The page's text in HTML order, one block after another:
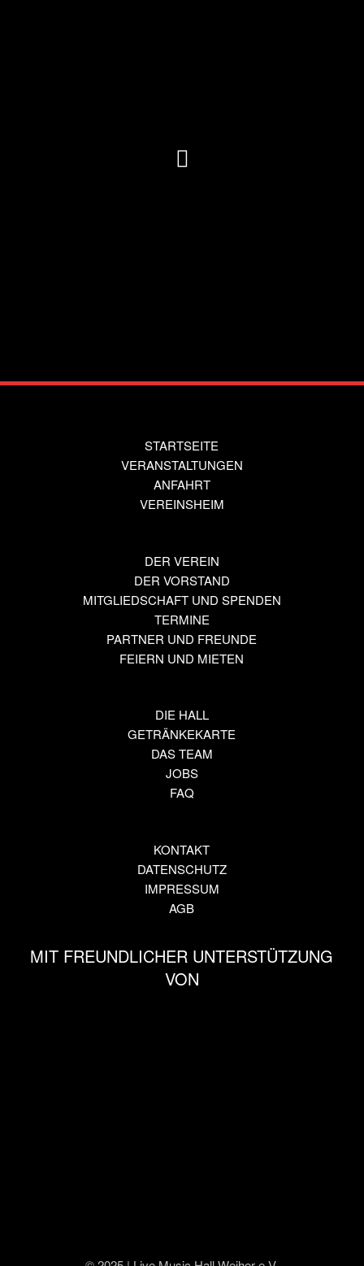
STARTSEITE
VERANSTALTUNGEN
ANFAHRT
VEREINSHEIM
DER VEREIN
DER VORSTAND
MITGLIEDSCHAFT UND SPENDEN
TERMINE
PARTNER UND FREUNDE
FEIERN UND MIETEN
DIE HALL
GETRÄNKEKARTE
DAS TEAM
JOBS
FAQ
KONTAKT
DATENSCHUTZ
IMPRESSUM
AGB
MIT FREUNDLICHER UNTERSTÜTZUNG
VON